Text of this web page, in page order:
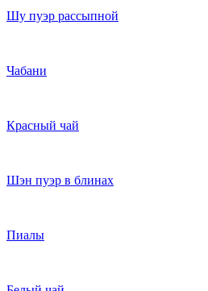
Шу пуэр рассыпной
Чабани
Красный чай
Шэн пуэр в блинах
Пиалы